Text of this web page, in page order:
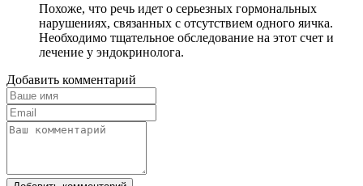
Похоже, что речь идет о серьезных гормональных
нарушениях, связанных с отсутствием одного яичка.
Необходимо тщательное обследование на этот счет и
лечение у эндокринолога.
Добавить комментарий